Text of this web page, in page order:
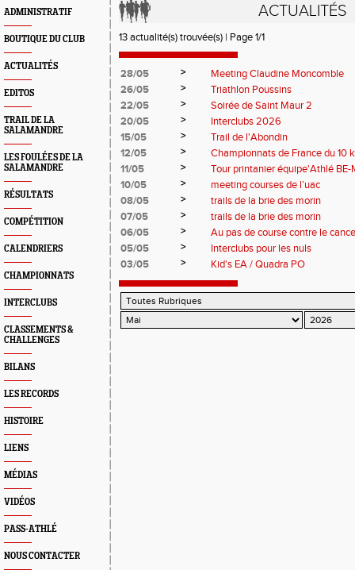
ADMINISTRATIF
BOUTIQUE DU CLUB
ACTUALITÉS
EDITOS
TRAIL DE LA
SALAMANDRE
LES FOULÉES DE LA
SALAMANDRE
RÉSULTATS
COMPÉTITION
CALENDRIERS
CHAMPIONNATS
INTERCLUBS
CLASSEMENTS &
CHALLENGES
BILANS
LES RECORDS
HISTOIRE
LIENS
MÉDIAS
VIDÉOS
PASS-ATHLÉ
NOUS CONTACTER
ACTUALITÉS
13 actualité(s) trouvée(s) | Page 1/1
28/05 >
Meeting Claudine Moncomble
26/05
>
Triathlon Poussins
22/05
>
Soirée de Saint Maur 2
20/05
>
Interclubs 2026
15/05
>
Trail de l'Abondin
12/05
>
Championnats de France du 10
11/05
>
Tour printanier équipe'Athlé BE-
10/05
>
meeting courses de l’uac
08/05
>
trails de la brie des morin
07/05
>
trails de la brie des morin
06/05
>
Au pas de course contre le
05/05
>
Interclubs pour les nuls
03/05
> Kid's EA / Quadra PO